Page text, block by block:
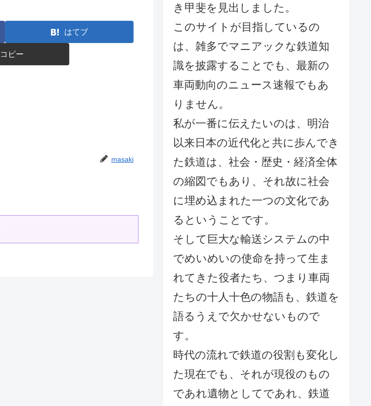
はてブ
コピー
masaki
き甲斐を見出しました。
このサイトが目指しているの
は、雑多でマニアックな鉄道知
識を披露することでも、最新の
車両動向のニュース速報でもあ
りません。
私が一番に伝えたいのは、明治
以来日本の近代化と共に歩んでき
た鉄道は、社会・歴史・経済全体
の縮図でもあり、それ故に社会
に埋め込まれた一つの文化であ
るということです。
そして巨大な輸送システムの中
でめいめいの使命を持って生ま
れてきた役者たち、つまり車両
たちの十人十色の物語も、鉄道を
語るうえで欠かせないもので
す。
時代の流れで鉄道の役割も変化し
た現在でも、それが現役のもの
であれ遺物としてであれ、鉄道